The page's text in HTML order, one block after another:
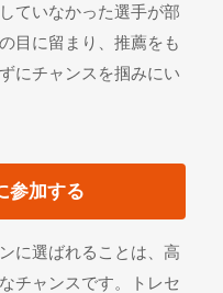
ていなかった選手が部
目に留まり、推薦をも
にチャンスを掴みにい
参加する
に選ばれることは、高
チャンスです。トレセ